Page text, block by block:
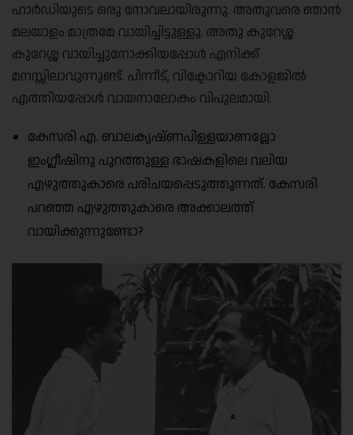
ഹാർഡിയുടെ ഒരു നോവലായിരുന്നു. അതുവരെ ഞാൻ
മലയാളം മാത്രമേ വായിച്ചിട്ടുള്ളൂ. അതു കുറേശ്ശ
കുറേശ്ശ വായിച്ചുനോക്കിയപ്പോൾ എനിക്ക്
മനസ്സിലാവുന്നുണ്ട്. പിന്നീട്, വിക്ടോറിയ കോളജിൽ
എത്തിയപ്പോൾ വായനാലോകം വിപുലമായി.
കേസരി എ. ബാലകൃഷ്ണപിള്ളയാണല്ലോ
ഇംഗ്ലീഷിനു പുറത്തുള്ള ഭാഷകളിലെ വലിയ
എഴുത്തുകാരെ പരിചയപ്പെടുത്തുന്നത്. കേസരി
പറഞ്ഞ എഴുത്തുകാരെ അക്കാലത്ത്
വായിക്കുന്നുണ്ടോ?